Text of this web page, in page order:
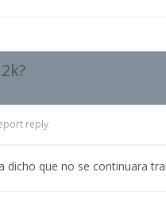
reply
dicho que no se continuara